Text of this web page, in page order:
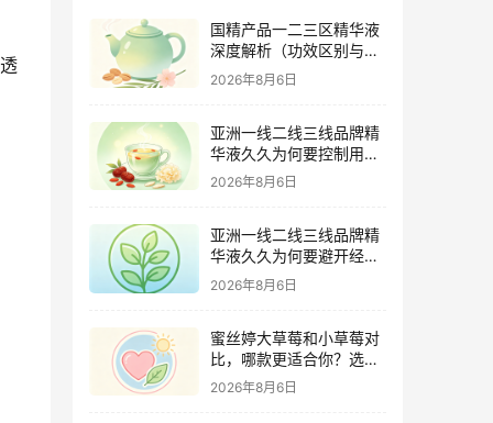
国精产品一二三区精华液
深度解析（功效区别与适
用肤质全指南）
2026年8月6日
亚洲一线二线三线品牌精
华液久久为何要控制用量
（过度使用与皮肤负担的
2026年8月6日
亚洲一线二线三线品牌精
华液久久为何要避开经期
（激素变化与皮肤敏感度
关联）
2026年8月6日
蜜丝婷大草莓和小草莓对
比，哪款更适合你？选购
指南全解析
2026年8月6日